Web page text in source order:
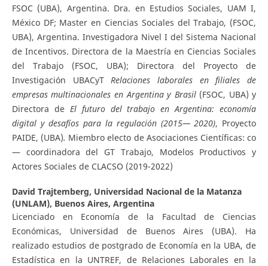
FSOC (UBA), Argentina. Dra. en Estudios Sociales, UAM I,
México DF; Master en Ciencias Sociales del Trabajo, (FSOC,
UBA), Argentina. Investigadora Nivel I del Sistema Nacional
de Incentivos. Directora de la Maestría en Ciencias Sociales
del Trabajo (FSOC, UBA); Directora del Proyecto de
Investigación UBACyT Relaciones laborales en filiales de
empresas multinacionales en Argentina y Brasil (FSOC, UBA) y
Directora de El futuro del trabajo en Argentina: economía
digital y desafíos para la regulación (2015— 2020), Proyecto
PAIDE, (UBA). Miembro electo de Asociaciones Científicas: co
— coordinadora del GT Trabajo, Modelos Productivos y
Actores Sociales de CLACSO (2019-2022)
David Trajtemberg, Universidad Nacional de la Matanza
(UNLAM), Buenos Aires, Argentina
Licenciado en Economía de la Facultad de Ciencias
Económicas, Universidad de Buenos Aires (UBA). Ha
realizado estudios de postgrado de Economía en la UBA, de
Estadística en la UNTREF, de Relaciones Laborales en la